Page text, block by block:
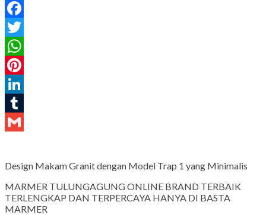
Facebook
Twitter
WhatsApp
Pinterest
LinkedIn
Tumblr
Design Makam Granit dengan Model Trap 1 yang Minimalis
MARMER TULUNGAGUNG ONLINE BRAND TERBAIK
TERLENGKAP DAN TERPERCAYA HANYA DI BASTA
MARMER